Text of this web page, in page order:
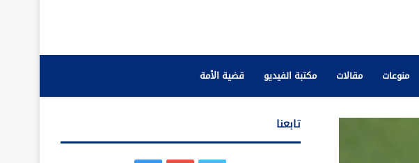
منوعات مقالات مكتبة الفيديو قضية الأمة
تابعنا